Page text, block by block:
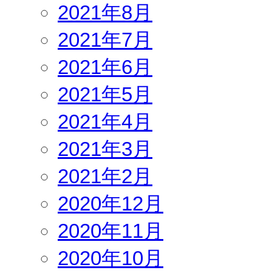
2021年8月
2021年7月
2021年6月
2021年5月
2021年4月
2021年3月
2021年2月
2020年12月
2020年11月
2020年10月